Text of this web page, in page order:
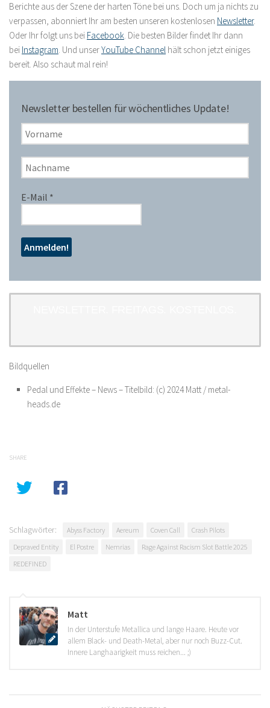
Berichte aus der Szene der harten Töne bei uns. Doch um ja nichts zu
verpassen, abonniert Ihr am besten unseren kostenlosen Newsletter.
Oder Ihr folgt uns bei Facebook. Die besten Bilder findet Ihr dann
bei Instagram. Und unserYouTube Channel hält schon jetzt einiges
bereit. Also schaut mal rein!
Newsletter bestellen für wöchentliches Update!
E-Mail *
Bildquellen
Pedal und Effekte – News – Titelbild: (c) 2024 Matt / metal-
heads.de
SHARE
Schlagwörter: Abyss Factory Aereum Coven Call
Crash Pilots
Depraved Entity
El Postre Nemrias
Rage Against Racism Slot Battle 2025
REDEFINED
Matt
In der Unterstufe Metallica und lange Haare. Heute vor
allem Black- und Death-Metal, aber nur noch Buzz-Cut.
Innere Langhaarigkeit muss reichen... ;)